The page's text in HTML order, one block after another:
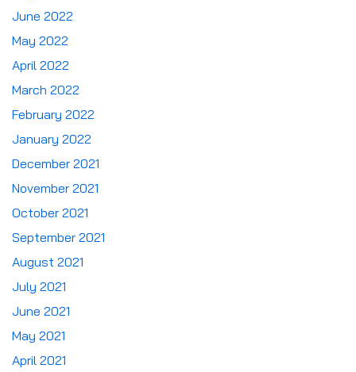
June 2022
May 2022
April 2022
March 2022
February 2022
January 2022
December 2021
November 2021
October 2021
September 2021
August 2021
July 2021
June 2021
May 2021
April 2021